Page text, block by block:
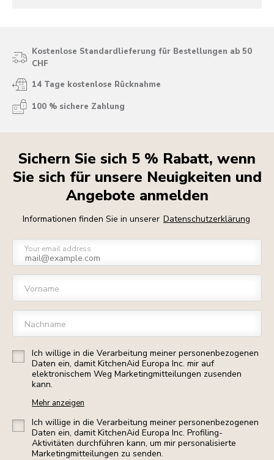
Kostenlose Standardlieferung für Bestellungen ab 50
CHF
14 Tage kostenlose Rücknahme
100 % sichere Zahlung
Sichern Sie sich 5 % Rabatt, wenn
Sie sich für unsere Neuigkeiten und
Angebote anmelden
Informationen finden Sie in unserer Datenschutzerklärung
Your email address
Vorname
Nachname
Ich willige in die Verarbeitung meiner personenbezogenen
Daten ein, damit KitchenAid Europa Inc. mir auf
elektronischem Weg Marketingmitteilungen zusenden
kann.
Mehr anzeigen
Ich willige in die Verarbeitung meiner personenbezogenen
Daten ein, damit KitchenAid Europa Inc. Profiling-
Aktivitäten durchführen kann, um mir personalisierte
Marketingmitteilungen zu senden.